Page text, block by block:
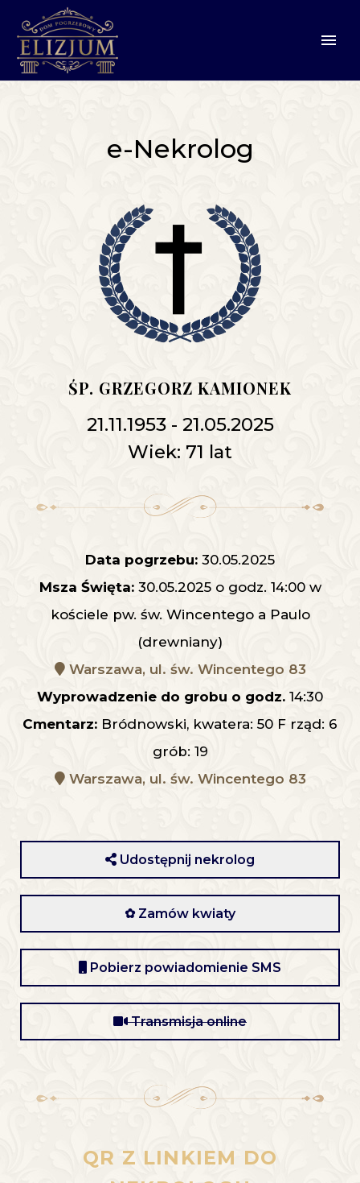
e-Nekrolog
ŚP. GRZEGORZ KAMIONEK
21.11.1953 - 21.05.2025
Wiek: 71 lat
Data pogrzebu: 30.05.2025
Msza Święta:30.05.2025 o godz. 14:00 w
kościele pw. św. Wincentego a Paulo
(drewniany)
Warszawa, ul. św. Wincentego 83
Wyprowadzenie do grobu o godz. 14:30
Cmentarz: Bródnowski, kwatera: 50 F rząd: 6
grób: 19
Warszawa, ul. św. Wincentego 83
Udostępnij nekrolog
✿ Zamów kwiaty
Pobierz powiadomienie SMS
Transmisja online
QR Z LINKIEM DO